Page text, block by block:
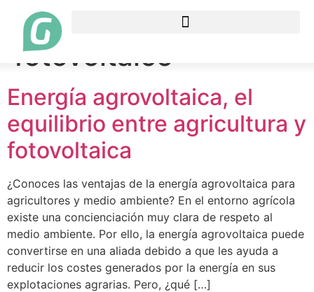
Etiqueta:
fotovoltaico
Energía agrovoltaica, el
equilibrio entre agricultura y
fotovoltaica
¿Conoces las ventajas de la energía agrovoltaica para
agricultores y medio ambiente? En el entorno agrícola
existe una concienciación muy clara de respeto al
medio ambiente. Por ello, la energía agrovoltaica puede
convertirse en una aliada debido a que les ayuda a
reducir los costes generados por la energía en sus
explotaciones agrarias. Pero, ¿qué […]